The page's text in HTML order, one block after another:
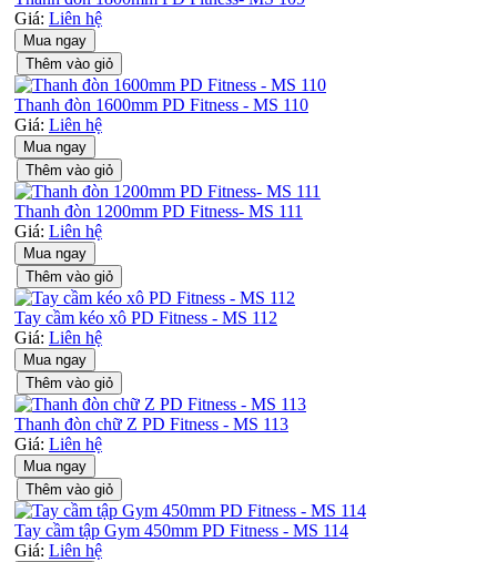
Giá: Liên hệ
Mua ngay
Thêm vào giỏ
Thanh đòn 1600mm PD Fitness - MS 110
Giá: Liên hệ
Mua ngay
Thêm vào giỏ
Thanh đòn 1200mm PD Fitness- MS 111
Giá: Liên hệ
Mua ngay
Thêm vào giỏ
Tay cầm kéo xô PD Fitness - MS 112
Giá: Liên hệ
Mua ngay
Thêm vào giỏ
Thanh đòn chữ Z PD Fitness - MS 113
Giá: Liên hệ
Mua ngay
Thêm vào giỏ
Tay cầm tập Gym 450mm PD Fitness - MS 114
Giá: Liên hệ